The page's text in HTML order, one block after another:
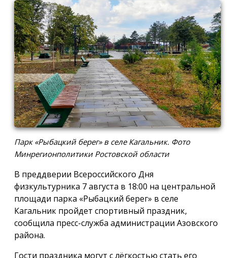
Парк «Рыбацкий берег» в селе Кагальник. Фото
Минрегионполитики Ростовской области
В преддверии Всероссийского Дня
физкультурника 7 августа в 18:00 на центральной
площади парка «Рыбацкий берег» в селе
Кагальник пройдет спортивный праздник,
сообщила пресс-служба администрации Азовского
района.
Гости праздника могут с лёгкостью стать его